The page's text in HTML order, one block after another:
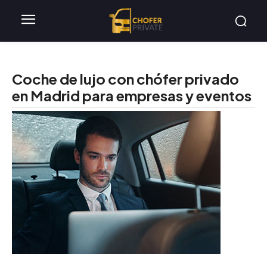
Coche de lujo con chófer privado
en Madrid para empresas y eventos